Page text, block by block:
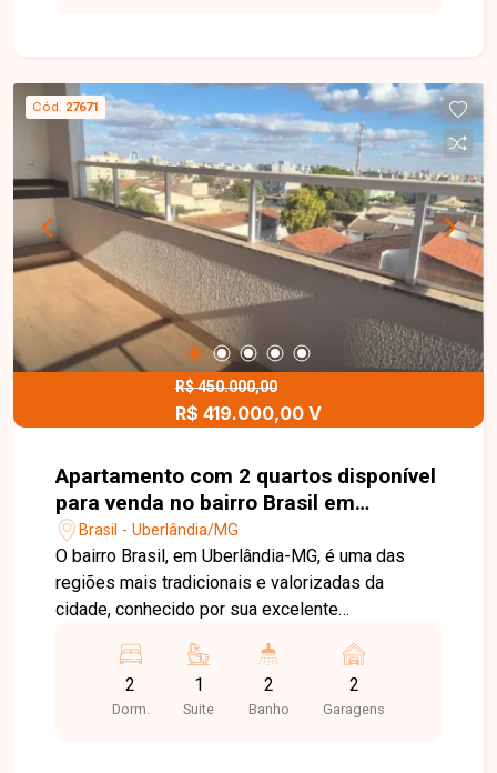
oportunidade para quem busca conforto,
funcionalidade e um imóvel bem localizado. Entre
em contato e agende sua visita!
Cód. 27671
R$ 450.000,00
R$ 419.000,00 V
Apartamento com 2 quartos disponível
para venda no bairro Brasil em
Uberlândia - MG.
Brasil - Uberlândia/MG
O bairro Brasil, em Uberlândia-MG, é uma das
regiões mais tradicionais e valorizadas da
cidade, conhecido por sua excelente
serviços, escolas e fácil acesso ao Centro e às
principais vias. É uma localização que oferece
praticidade, mobilidade e qualidade de vida no
2
Dorm.
1
Suite
2
Banho
2
Garagens